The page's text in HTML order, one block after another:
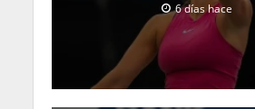
6 días hace